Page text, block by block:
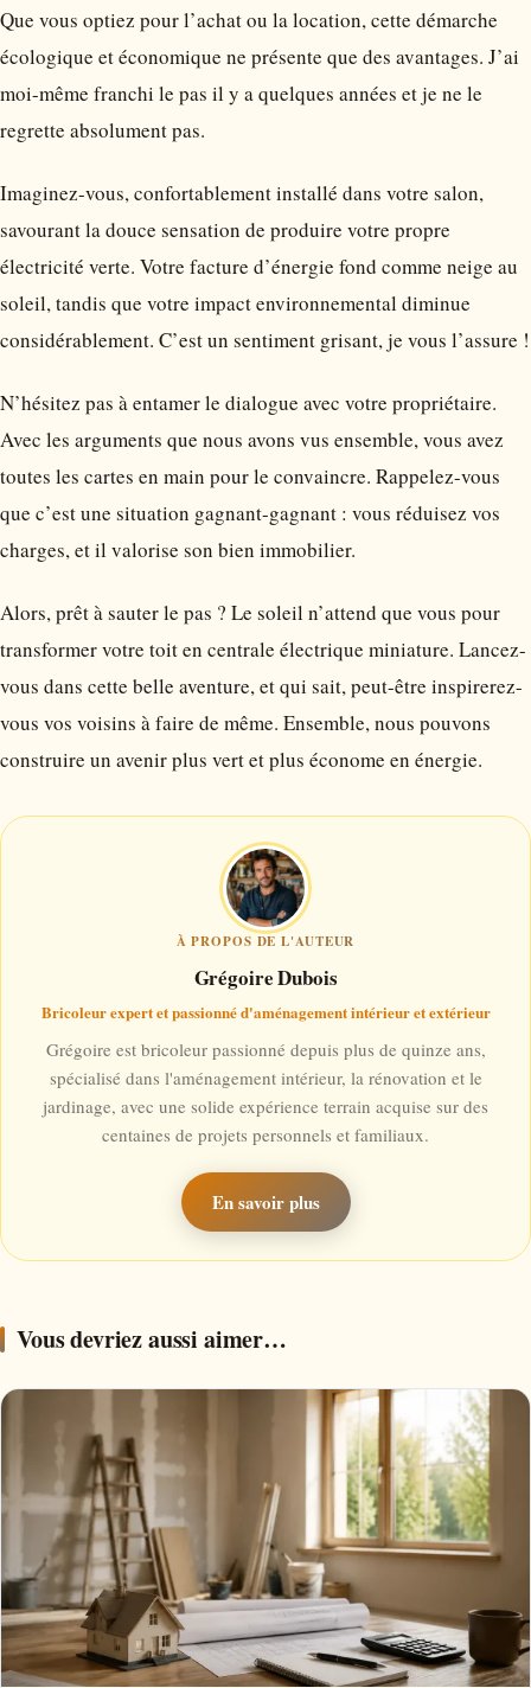
Que vous optiez pour l’achat ou la location, cette démarche
écologique et économique ne présente que des avantages. J’ai
moi-même franchi le pas il y a quelques années et je ne le
regrette absolument pas.
Imaginez-vous, confortablement installé dans votre salon,
savourant la douce sensation de produire votre propre
électricité verte. Votre facture d’énergie fond comme neige au
soleil, tandis que votre impact environnemental diminue
considérablement. C’est un sentiment grisant, je vous l’assure !
N’hésitez pas à entamer le dialogue avec votre propriétaire.
Avec les arguments que nous avons vus ensemble, vous avez
toutes les cartes en main pour le convaincre. Rappelez-vous
que c’est une situation gagnant-gagnant : vous réduisez vos
charges, et il valorise son bien immobilier.
Alors, prêt à sauter le pas ? Le soleil n’attend que vous pour
transformer votre toit en centrale électrique miniature. Lancez-
vous dans cette belle aventure, et qui sait, peut-être inspirerez-
vous vos voisins à faire de même. Ensemble, nous pouvons
construire un avenir plus vert et plus économe en énergie.
À PROPOS DE L'AUTEUR
Grégoire Dubois
Bricoleur expert et passionné d'aménagement intérieur et extérieur
Grégoire est bricoleur passionné depuis plus de quinze ans,
spécialisé dans l'aménagement intérieur, la rénovation et le
jardinage, avec une solide expérience terrain acquise sur des
centaines de projets personnels et familiaux.
En savoir plus
Vous devriez aussi aimer…